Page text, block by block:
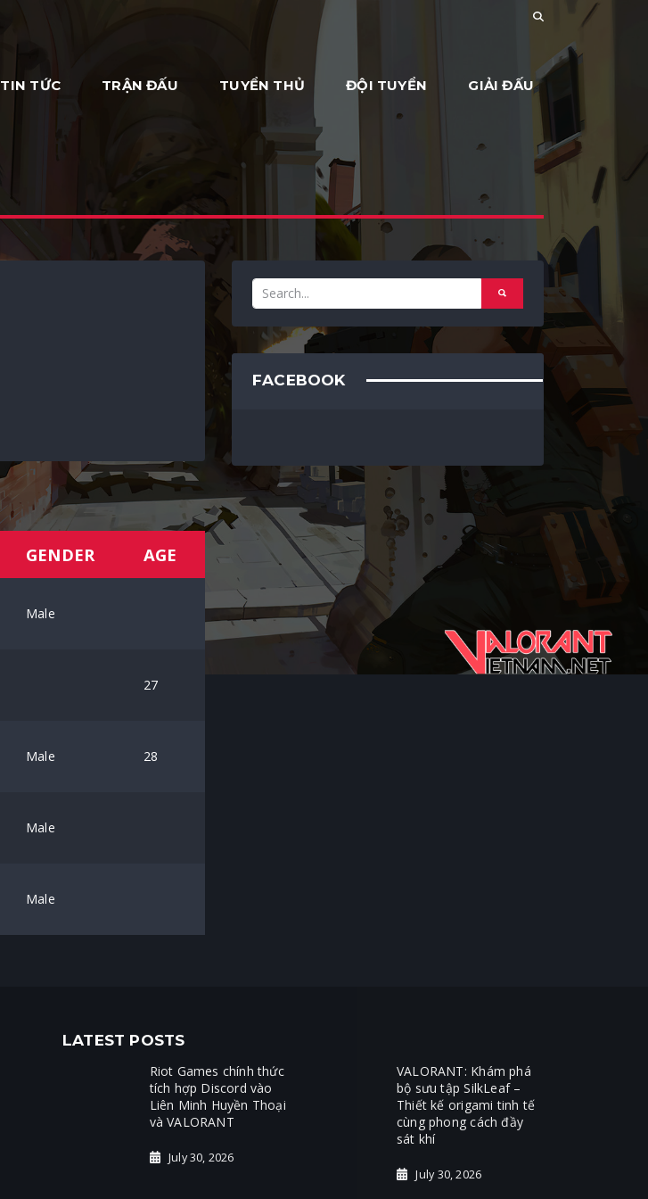
TIN TỨC TRẬN ĐẤU TUYỂN THỦ ĐỘI TUYỂN GIẢI ĐẤU
GENDER AGE
Male
27
Male 28
Male
Male
FACEBOOK
LATEST POSTS
Riot Games chính thức
tích hợp Discord vào
Liên Minh Huyền Thoại
và VALORANT
July 30, 2026
VALORANT: Khám phá
bộ sưu tập SilkLeaf –
Thiết kế origami tinh tế
cùng phong cách đầy
sát khí
July 30, 2026